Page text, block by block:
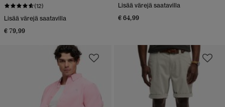
(12)
Lisää värejä saatavilla
€ 79,99
Lisää värejä saatavilla
€ 64,99